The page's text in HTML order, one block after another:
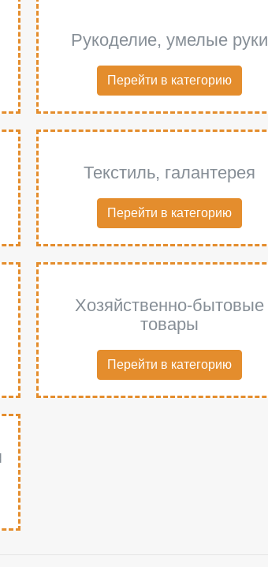
Рукоделие, умелые руки
Перейти в категорию
Текстиль, галантерея
Перейти в категорию
Хозяйственно-бытовые
товары
Перейти в категорию